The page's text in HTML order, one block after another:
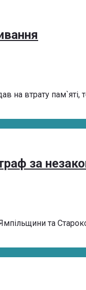
на втрату пам`яті,
за
та